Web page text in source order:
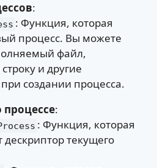
:
: Функция, которая
процесс. Вы можете
файл,
и другие
создании процесса.
:
: Функция, которая
дескриптор текущего